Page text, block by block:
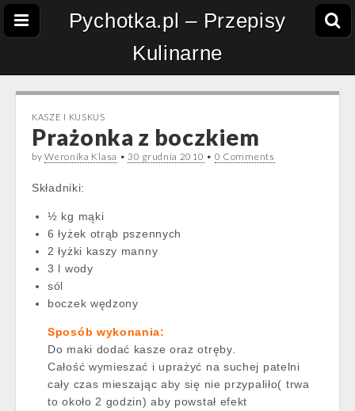
Pychotka.pl – Przepisy
Kulinarne
KASZE I KUSKUS
Prażonka z boczkiem
byWeronika Klasa •30 grudnia 2010 • 0 Comments
Składniki:
½ kg mąki
6 łyżek otrąb pszennych
2 łyżki kaszy manny
3 l wody
sól
boczek wędzony
Sposób wykonania:
Do maki dodać kasze oraz otręby.
Całość wymieszać i uprażyć na suchej patelni
cały czas mieszając aby się nie przypaliło( trwa
to około 2 godzin) aby powstał efekt